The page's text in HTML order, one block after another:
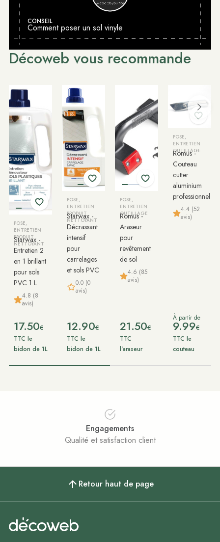
CONSEIL
Comment poser un sol vinyle
Décoweb vous recommande
POSE,
ENTRETIEN
PRODUIT
NETTOYANT
Starwax -
Entretien 2
en 1 brillant
pour sols
PVC 1 L
4.8 (8
avis)
17.50€
TTC le
bidon de 1L
POSE,
ENTRETIEN
PRODUIT
NETTOYANT
Starwax -
Décrassant
intensif
pour
carrelages
et sols PVC
0.0 (0
avis)
12.90€
TTC le
bidon de 1L
POSE,
ENTRETIEN
OUTILLAGE
Romus -
Araseur
pour
revêtement
de sol
4.6 (85
avis)
21.50€
TTC
l'araseur
POSE,
ENTRETIEN
OUTILLAGE
Romus -
Couteau
cutter
aluminium
professionnel
4.4 (52
avis)
À partir de
9.99€
TTC le
couteau
Engagements
Qualité et satisfaction client
Retour haut de page